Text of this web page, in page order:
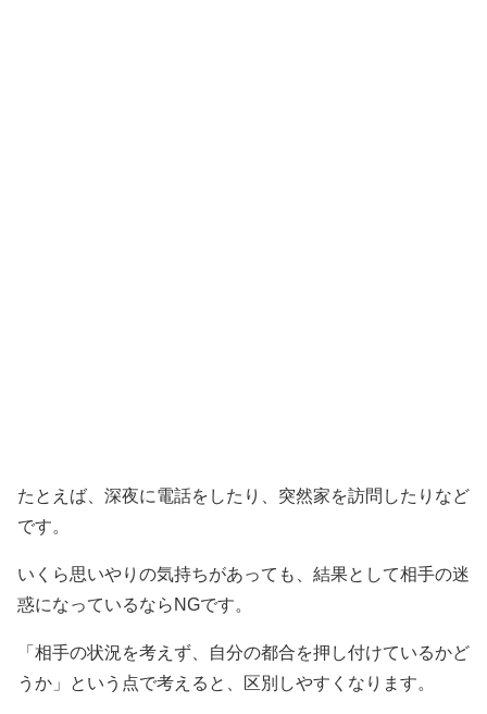
たとえば、深夜に電話をしたり、突然家を訪問したりなど
です。
いくら思いやりの気持ちがあっても、結果として相手の迷
惑になっているならNGです。
「相手の状況を考えず、自分の都合を押し付けているかど
うか」という点で考えると、区別しやすくなります。